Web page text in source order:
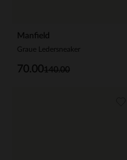
Manfield
Graue Ledersneaker
140.00
70.00